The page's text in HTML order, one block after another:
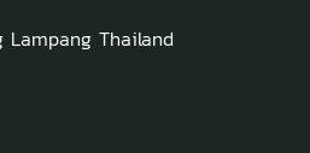
Lampang Thailand